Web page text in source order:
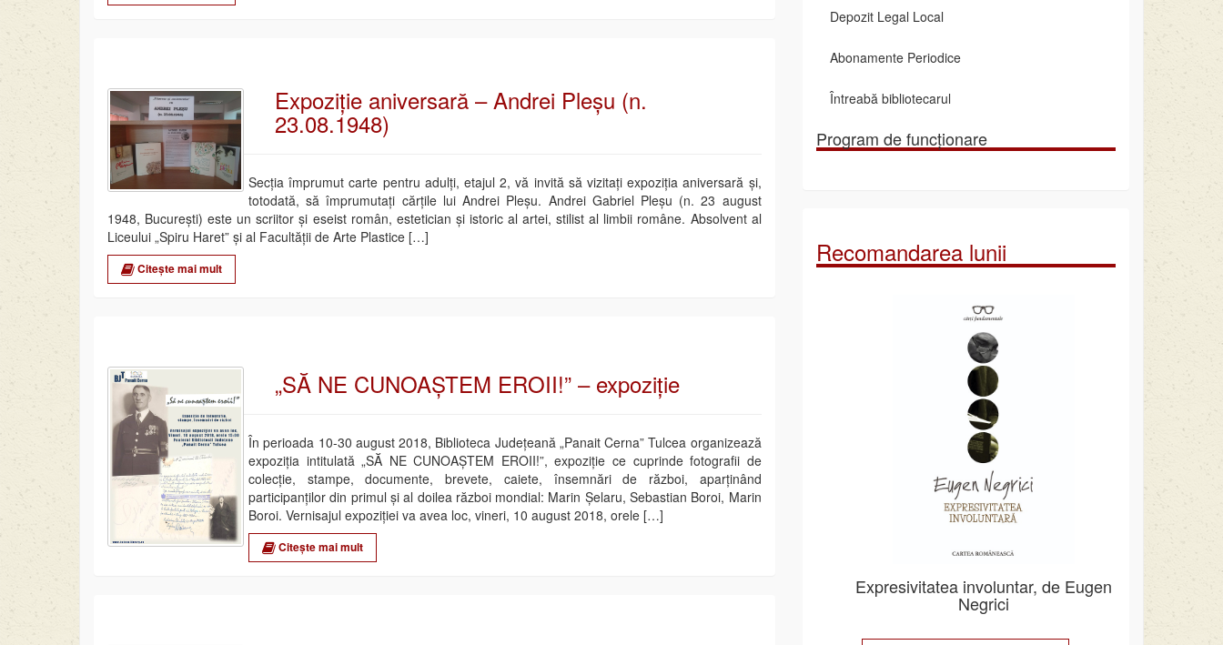
Expoziție aniversară – Andrei Pleșu (n.
23.08.1948)
Secția împrumut carte pentru adulți, etajul 2, vă invită să vizitați expoziția aniversară și,
totodată, să împrumutați cărțile lui Andrei Pleșu. Andrei Gabriel Pleșu (n. 23 august
1948, București) este un scriitor și eseist român, estetician și istoric al artei, stilist al limbii române. Absolvent al
Liceului „Spiru Haret” și al Facultății de Arte Plastice […]
Citește mai mult
„SĂ NE CUNOAȘTEM EROII!” – expoziție
În perioada 10-30 august 2018, Biblioteca Județeană „Panait Cerna” Tulcea organizează
expoziția intitulată „SĂ NE CUNOAȘTEM EROII!”, expoziție ce cuprinde fotografii de
colecție, stampe, documente, brevete, caiete, însemnări de război, aparținând
participanților din primul și al doilea război mondial: Marin Șelaru, Sebastian Boroi, Marin
Boroi. Vernisajul expoziției va avea loc, vineri, 10 august 2018, orele […]
Citește mai mult
Depozit Legal Local
Abonamente Periodice
Întreabă bibliotecarul
Program de funcționare
Recomandarea lunii
Expresivitatea involuntar, de Eugen
Negrici